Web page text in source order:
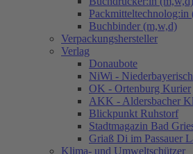
Packmitteltechnolog:in
Buchbinder (m,w,d)
Verpackungs​hersteller
Verlag
Donaubote
NiWi -
OK - Ortenburg Kurier
AKK - Aldersbacher
Blickpunkt Ruhstorf
Stadtmagazin Bad
Griaß Di im Passauer
Klima- und Umweltschützer